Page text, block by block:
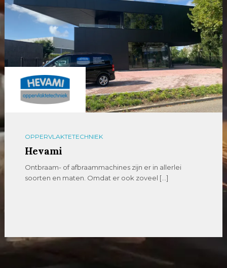
OPPERVLAKTETECHNIEK
Hevami
Ontbraam- of afbraammachines zijn er in allerlei
soorten en maten. Omdat er ook zoveel […]